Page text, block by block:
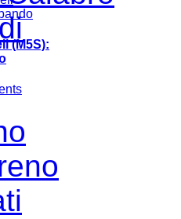
(M5S):